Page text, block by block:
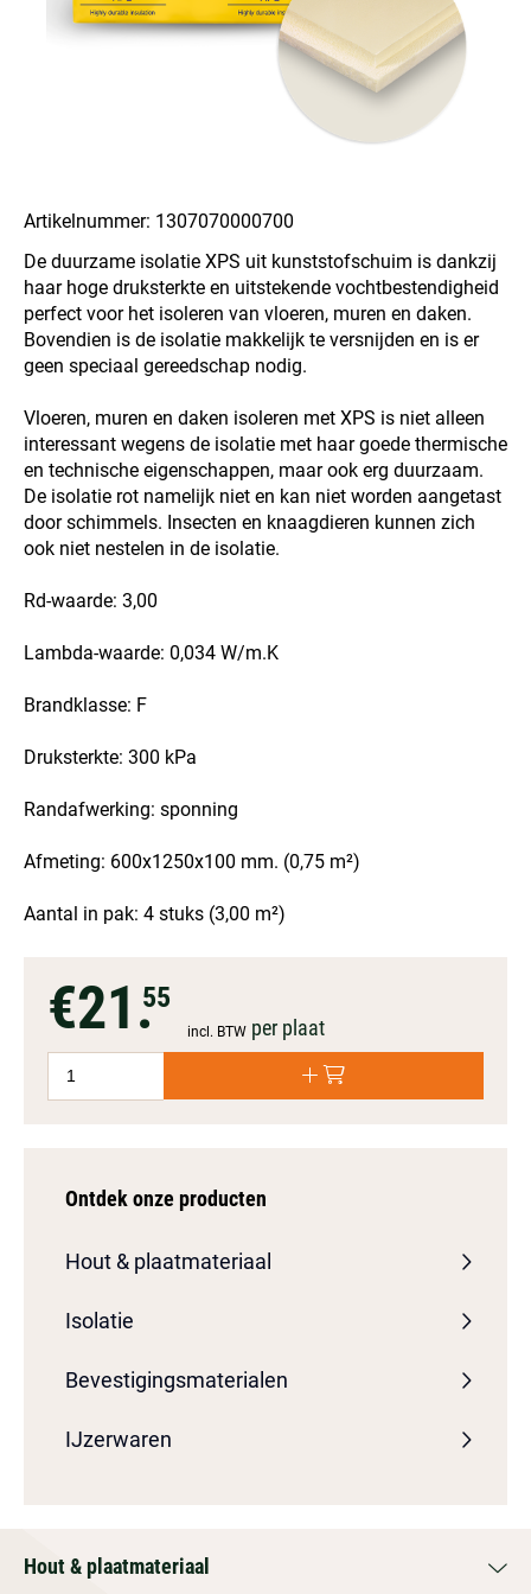
Artikelnummer: 1307070000700
De duurzame isolatie XPS uit kunststofschuim is dankzij
haar hoge druksterkte en uitstekende vochtbestendigheid
perfect voor het isoleren van vloeren, muren en daken.
Bovendien is de isolatie makkelijk te versnijden en is er
geen speciaal gereedschap nodig.
Vloeren, muren en daken isoleren met XPS is niet alleen
interessant wegens de isolatie met haar goede thermische
en technische eigenschappen, maar ook erg duurzaam.
De isolatie rot namelijk niet en kan niet worden aangetast
door schimmels. Insecten en knaagdieren kunnen zich
ook niet nestelen in de isolatie.
Rd-waarde: 3,00
Lambda-waarde: 0,034 W/m.K
Brandklasse: F
Druksterkte: 300 kPa
Randafwerking: sponning
Afmeting: 600x1250x100 mm. (0,75 m²)
Aantal in pak: 4 stuks (3,00 m²)
€21.55
incl. BTW per plaat
Ontdek onze producten
Hout & plaatmateriaal
Isolatie
Bevestigingsmaterialen
IJzerwaren
Hout & plaatmateriaal